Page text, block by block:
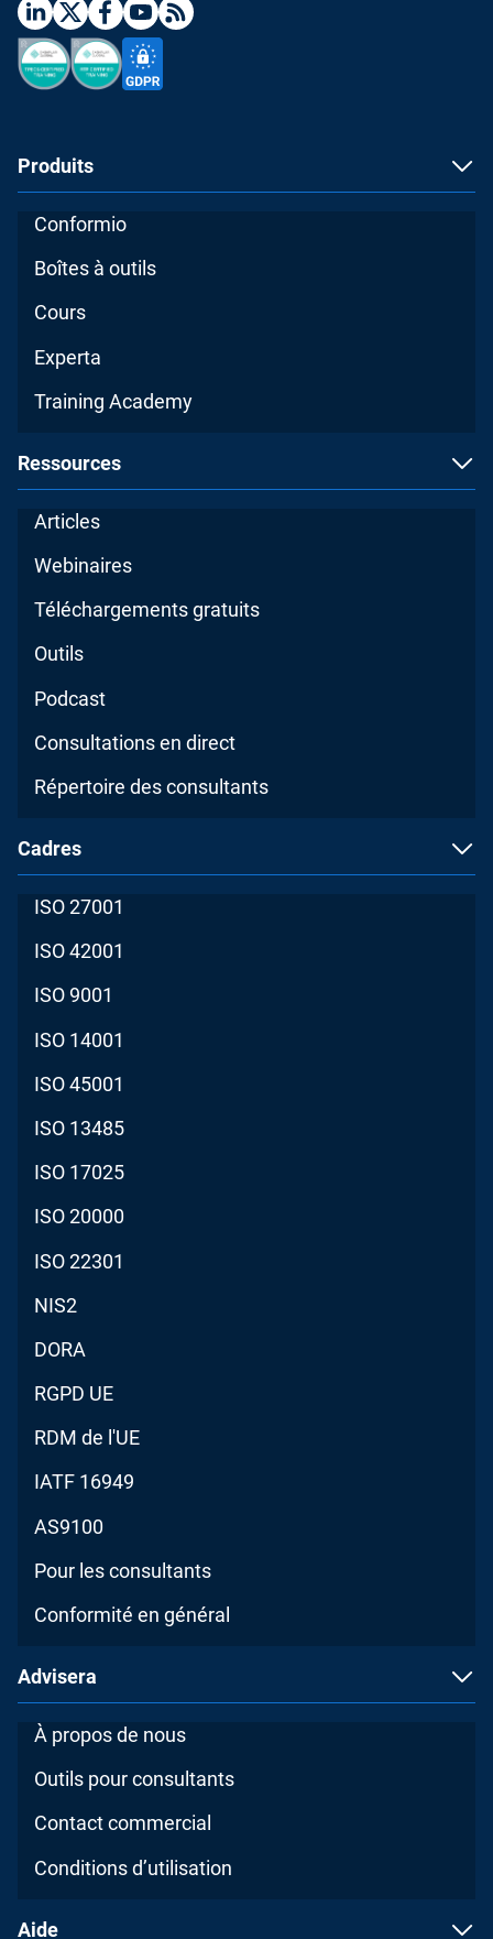
Produits
Conformio
Boîtes à outils
Cours
Experta
Training Academy
Ressources
Articles
Webinaires
Téléchargements gratuits
Outils
Podcast
Consultations en direct
Répertoire des consultants
Cadres
ISO 27001
ISO 42001
ISO 9001
ISO 14001
ISO 45001
ISO 13485
ISO 17025
ISO 20000
ISO 22301
NIS2
DORA
RGPD UE
RDM de l'UE
IATF 16949
AS9100
Pour les consultants
Conformité en général
Advisera
À propos de nous
Outils pour consultants
Contact commercial
Conditions d’utilisation
Aide